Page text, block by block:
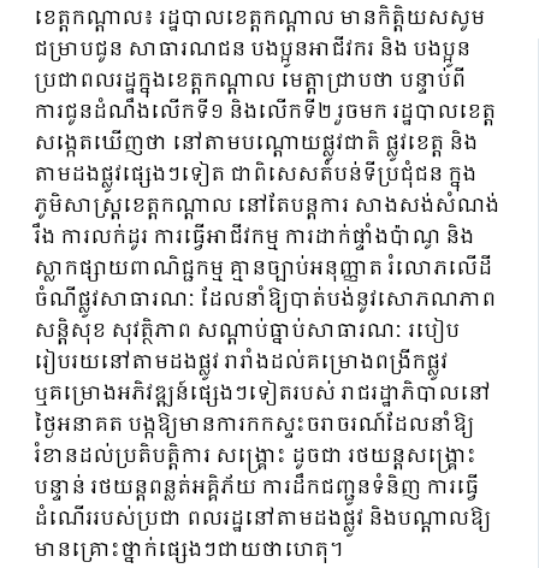
ខេត្តកណ្តាល៖ រដ្ឋបាលខេត្តកណ្តាល មានកិត្តិយសសូម
ជម្រាបជូន សាធារណជន បងប្អូនអាជីវករ និង បងប្អូន
ប្រជាពលរដ្ឋក្នុងខេត្តកណ្តាល មេត្តាជ្រាបថា បន្ទាប់ពី
ការជូនដំណឹងលើកទី១ និងលើកទី២ រួចមក រដ្ឋបាលខេត្ត
សង្កេតឃើញថា នៅតាមបណ្តោយផ្លូវជាតិ ផ្លូវខេត្ត និង
តាមដងផ្លូវផ្សេងៗទៀត ជាពិសេសតំបន់ទីប្រជុំជន ក្នុង
ភូមិសាស្ត្រខេត្តកណ្តាល នៅតែបន្តការ សាងសង់សំណង់
រឹង ការលក់ដូរ ការធ្វើអាជីវកម្ម ការដាក់ផ្ទាំងប៉ាណូ និង
ស្លាកផ្សាយពាណិជ្ជកម្ម គ្មានច្បាប់អនុញ្ញាត រំលោភលើដី
ចំណីផ្លូវសាធារណៈ ដែលនាំឱ្យបាត់បង់នូវសោភណភាព
សន្តិសុខ សុវត្ថិភាព សណ្តាប់ធ្នាប់សាធារណៈ របៀប
រៀបរយនៅតាមដងផ្លូវ រារាំងដល់គម្រោងពង្រីកផ្លូវ
ឬគម្រោងអភិវឌ្ឍន៍ផ្សេងៗទៀតរបស់ រាជរដ្ឋាភិបាលនៅ
ថ្ងៃអនាគត បង្កឱ្យមានការកកស្ទះចរាចរណ៍ដែលនាំឱ្យ
រំខានដល់ប្រតិបត្តិការ សង្គ្រោះ ដូចជា រថយន្តសង្គ្រោះ
បន្ទាន់ រថយន្តពន្លត់អគ្គិភ័យ ការដឹកជញ្ជូនទំនិញ ការធ្វើ
ដំណើររបស់ប្រជា ពលរដ្ឋនៅតាមដងផ្លូវ និងបណ្តាលឱ្យ
មានគ្រោះថ្នាក់ផ្សេងៗជាយថាហេតុ។